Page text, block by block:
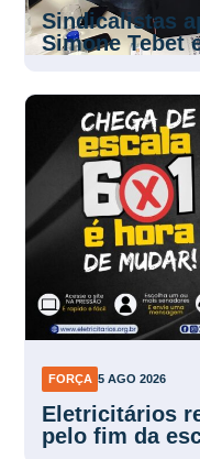
Sindicalistas
Simone Tebet
FORÇA 5 AGO 2026
Eletricitários
pelo fim da